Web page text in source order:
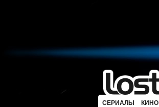
СЕРИАЛЫ КИНО